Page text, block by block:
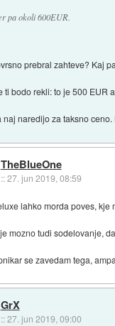
pa okoli 600EUR.
prebral zahteve? Kaj
ti bodo rekli: to je 500 EUR
naj naredijo za taksno
TheBlueOne
::27. jun 2019, 08:59
lahko morda poves, kje
mozno tudi sodelovanje,
se zavedam tega,
GrX
::27. jun 2019, 09:00